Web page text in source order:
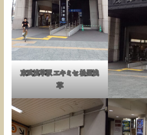
東武浅草駅 エキミセ 松屋浅
草